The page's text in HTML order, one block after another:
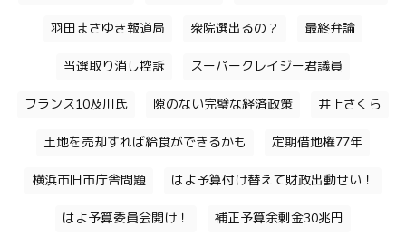
羽田まさゆき報道局 衆院選出るの？ 最終弁論
当選取り消し控訴 スーパークレイジー君議員
フランス10及川氏 隙のない完璧な経済政策 井上さくら
土地を売却すれば給食ができるかも 定期借地権77年
横浜市旧市庁舎問題 はよ予算付け替えて財政出動せい！
はよ予算委員会開け！ 補正予算余剰金30兆円